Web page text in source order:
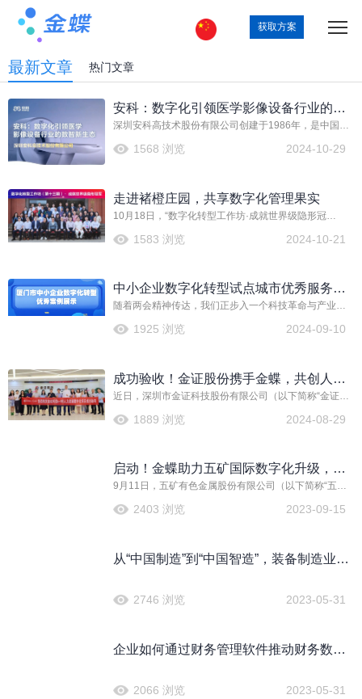
获取方案
最新文章 热门文章
安科：数字化引领医学影像设备行业的数
智新生态
深圳安科高技术股份有限公司创建于1986年，是中国最
骨干企业，全国优秀高技术企业和国家级重点火炬计划
型医疗影像设备的研发、生产和经营，是中国第一家生
产MRI、螺旋CT、首台移动CT、首台乳腺X线机、首台
业，目前产品涉及磁共振、CT、数字乳腺机、DR、O形
等多种产品，所有产品均具备多项自主知识产权。
2024-10-29
1568 浏览
走进褚橙庄园，共享数字化管理果实
10月18日，“数字化转型工作坊·成就世界级隐形冠
2024-10-21
1583 浏览
中小企业数字化转型试点城市优秀服务案
例亮相2024智博会！
随着两会精神传达，我们正步入一个科技革命与产业变
点，深耕新质生产力，矢志推进建设制造强国的历史进
业的必答题。
2024-09-10
1925 浏览
成功验收！金证股份携手金蝶，共创人力
资源数字化转型标杆
近日，深圳市金证科技股份有限公司（以下简称“金证股
证股份携手金蝶软件（中国）有限公司（以下简称“金
型升级战略落地，共同打造业内人力资源数字化转型标
杆。
2024-08-29
1889 浏览
启动！金蝶助力五矿国际数字化升级，共
建央企数字化转型新标杆
9月11日，五矿有色金属股份有限公司（以下简称“五矿
2023-09-15
2403 浏览
从“中国制造”到“中国智造”，装备制造业如
2023-05-31
2746 浏览
企业如何通过财务管理软件推动财务数字
2023-05-31
2066 浏览